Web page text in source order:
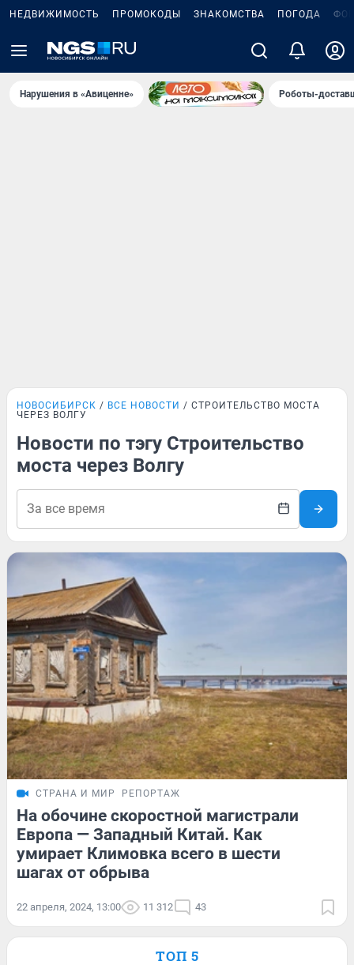
НЕДВИЖИМОСТЬ ПРОМОКОДЫ ЗНАКОМСТВА ПОГОДА
Нарушения в «Авиценне» Роботы-
НОВОСИБИРСК ВСЕ НОВОСТИ
СТРОИТЕЛЬСТВО МОСТА
ЧЕРЕЗ ВОЛГУ
Новости по тэгу Строительство
моста через Волгу
СТРАНА И МИР РЕПОРТАЖ
На обочине скоростной магистрали
Европа — Западный Китай. Как
умирает Климовка всего в шести
шагах от обрыва
22 апреля, 2024, 13:00 11 312 43
ТОП 5